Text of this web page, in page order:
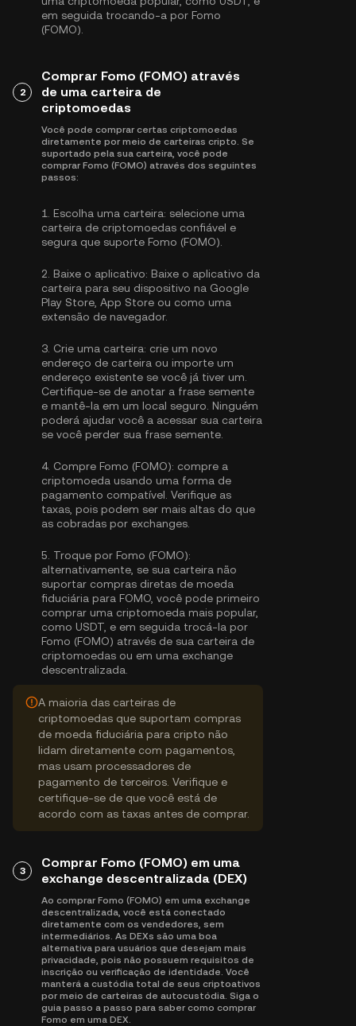
em seguida trocando-a por Fomo
(FOMO).
2
Comprar Fomo (FOMO) através
de uma carteira de
criptomoedas
Você pode comprar certas criptomoedas
diretamente por meio de carteiras cripto. Se
suportado pela sua carteira, você pode
comprar Fomo (FOMO) através dos seguintes
passos:
1. Escolha uma carteira: selecione uma
carteira de criptomoedas confiável e
segura que suporte Fomo (FOMO).
2. Baixe o aplicativo: Baixe o aplicativo da
carteira para seu dispositivo na Google
Play Store, App Store ou como uma
extensão de navegador.
3. Crie uma carteira: crie um novo
endereço de carteira ou importe um
endereço existente se você já tiver um.
Certifique-se de anotar a frase semente
e mantê-la em um local seguro. Ninguém
poderá ajudar você a acessar sua carteira
se você perder sua frase semente.
4. Compre Fomo (FOMO): compre a
criptomoeda usando uma forma de
pagamento compatível. Verifique as
taxas, pois podem ser mais altas do que
as cobradas por exchanges.
5. Troque por Fomo (FOMO):
alternativamente, se sua carteira não
suportar compras diretas de moeda
fiduciária para FOMO, você pode primeiro
comprar uma criptomoeda mais popular,
como USDT, e em seguida trocá-la por
Fomo (FOMO) através de sua carteira de
criptomoedas ou em uma exchange
descentralizada.
A maioria das carteiras de
criptomoedas que suportam compras
de moeda fiduciária para cripto não
lidam diretamente com pagamentos,
mas usam processadores de
pagamento de terceiros. Verifique e
certifique-se de que você está de
acordo com as taxas antes de comprar.
3
Comprar Fomo (FOMO) em uma
exchange descentralizada (DEX)
Ao comprar Fomo (FOMO) em uma exchange
descentralizada, você está conectado
diretamente com os vendedores, sem
intermediários. As DEXs são uma boa
alternativa para usuários que desejam mais
privacidade, pois não possuem requisitos de
inscrição ou verificação de identidade. Você
manterá a custódia total de seus criptoativos
por meio de carteiras de autocustódia. Siga o
guia passo a passo para saber como comprar
Fomo em uma DEX.